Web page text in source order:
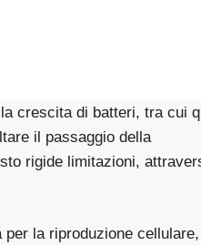
crescita di batteri, tra cui
il passaggio della
rigide limitazioni,
la riproduzione